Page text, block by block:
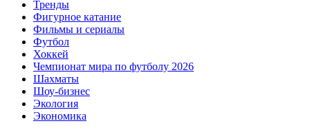
Тренды
Фигурное катание
Фильмы и сериалы
Футбол
Хоккей
Чемпионат мира по футболу 2026
Шахматы
Шоу-бизнес
Экология
Экономика